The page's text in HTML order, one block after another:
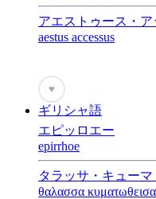
アエストゥース・ア
aestus accessus
♥
ギリシャ語
エピッロエー
epirrhoe
タラッサ・キュー
θαλασσα κυματωθεισα